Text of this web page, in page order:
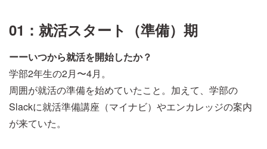
01：就活スタート（準備）期
ーーいつから就活を開始したか？
学部2年生の2月〜4月。
周囲が就活の準備を始めていたこと。加えて、学部の
Slackに就活準備講座（マイナビ）やエンカレッジの案内
が来ていた。